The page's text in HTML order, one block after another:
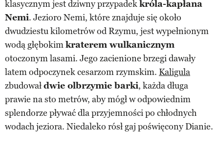
klasycznym jest dziwny przypadekkróla-kapłana
Nemi. Jezioro Nemi, które znajduje się około
dwudziestu kilometrów od Rzymu, jest wypełnionym
wodą głębokimkraterem wulkanicznym
otoczonym lasami. Jego zacienione brzegi dawały
latem odpoczynek cesarzom rzymskim. Kaligula
zbudowałdwie olbrzymie barki, każda długa
prawie na sto metrów, aby mógł w odpowiednim
splendorze pływać dla przyjemności po chłodnych
wodach jeziora. Niedaleko rósł gaj poświęcony Dianie.